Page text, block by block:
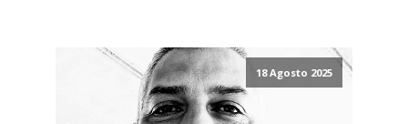
18 Agosto 2025